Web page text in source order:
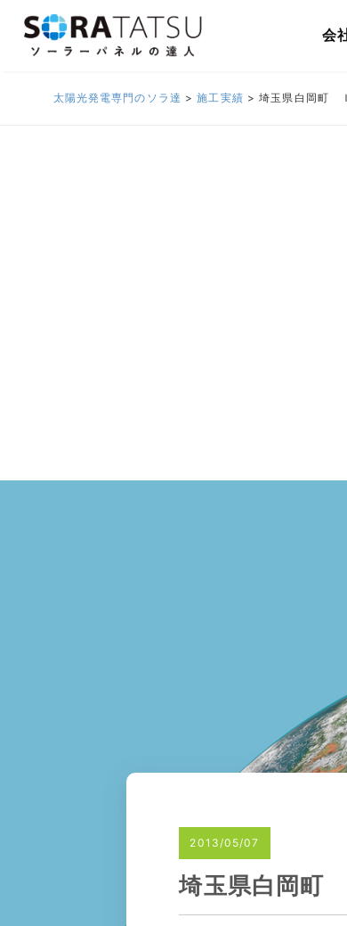
会
太陽光発電専門のソラ達 >施工実績 >埼玉県白岡町
2013/05/07
埼玉県白岡町